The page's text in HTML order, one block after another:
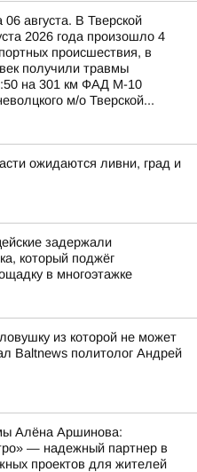
августа. В Тверской
2026 года произошло 4
происшествия, в
получили травмы
на 301 км ФАД М-10
м/о Тверской...
ожидаются ливни, град и
задержали
который поджёг
в многоэтажке
из которой не может
Baltnews политолог Андрей
Алёна Аршинова:
— надежный партнер в
проектов для жителей